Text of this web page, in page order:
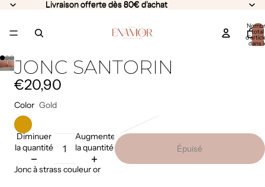
Livraison offerte dès 80€ d'achat
Livraison offerte dès 80€ d'achat
total
dans
la
vidéo
JONC SANTORIN
€20,90
Color Gold
Diminuer
la quantité
Augmenter
la quantité
Épuisé
Joncà strass couleur or